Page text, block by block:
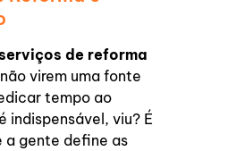
de reforma
não virem uma fonte
tempo ao
indispensável, viu? É
a gente define as